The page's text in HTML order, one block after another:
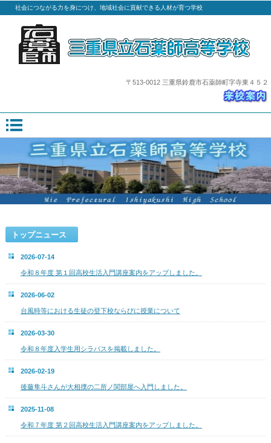
社会につながる力を身につけ、地域社会に貢献できる人材が育つ学校
〒513-0012 三重県鈴鹿市石薬師町字寺東４５２
トップニュース
2026-07-14
令和８年度 第１回高校生活入門講座案内をアップしました。
2026-06-02
台風時等における生徒の登下校ならびに授業について
2026-03-30
令和８年度入学生用シラバスを掲載しました。
2026-02-19
後藤隼斗さんが大相撲の二所ノ関部屋へ入門しました。
2025-11-08
令和７年度 第２回高校生活入門講座案内をアップしました。